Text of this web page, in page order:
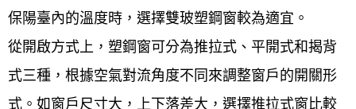
保陽臺內的溫度時，選擇雙玻塑鋼窗較為適宜。
從開啟方式上，塑鋼窗可分為推拉式、平開式和揭背
式三種，根據空氣對流角度不同來調整窗戶的開關形
式。如窗戶尺寸大，上下落差大，選擇推拉式窗比較